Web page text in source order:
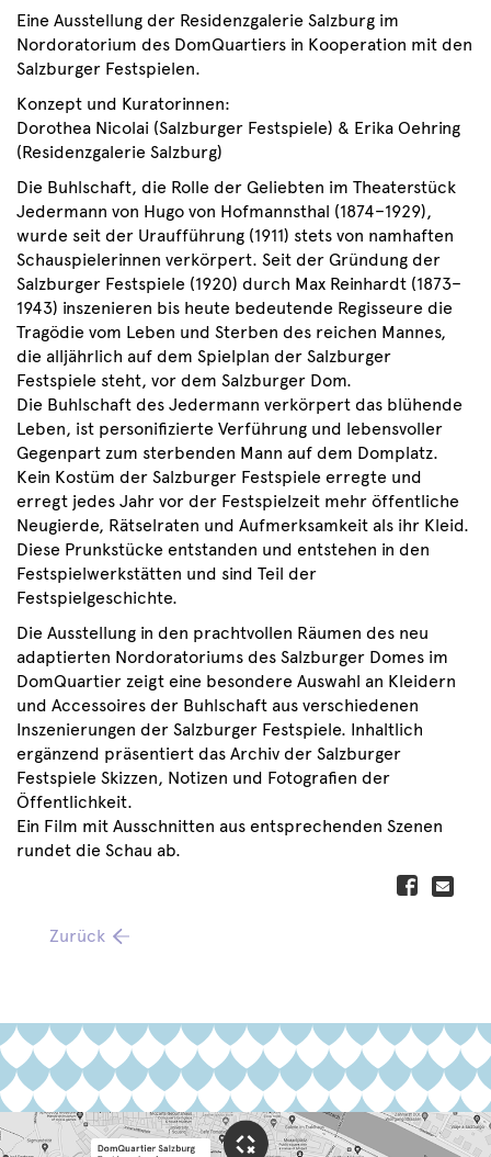
Eine Ausstellung der Residenzgalerie Salzburg im
Nordoratorium des DomQuartiers in Kooperation mit den
Salzburger Festspielen.
Konzept und Kuratorinnen:
Dorothea Nicolai (Salzburger Festspiele) & Erika Oehring
(Residenzgalerie Salzburg)
Die Buhlschaft, die Rolle der Geliebten im Theaterstück
Jedermann von Hugo von Hofmannsthal (1874–1929),
wurde seit der Uraufführung (1911) stets von namhaften
Schauspielerinnen verkörpert. Seit der Gründung der
Salzburger Festspiele (1920) durch Max Reinhardt (1873–
1943) inszenieren bis heute bedeutende Regisseure die
Tragödie vom Leben und Sterben des reichen Mannes,
die alljährlich auf dem Spielplan der Salzburger
Festspiele steht, vor dem Salzburger Dom.
Die Buhlschaft des Jedermann verkörpert das blühende
Leben, ist personifizierte Verführung und lebensvoller
Gegenpart zum sterbenden Mann auf dem Domplatz.
Kein Kostüm der Salzburger Festspiele erregte und
erregt jedes Jahr vor der Festspielzeit mehr öffentliche
Neugierde, Rätselraten und Aufmerksamkeit als ihr Kleid.
Diese Prunkstücke entstanden und entstehen in den
Festspielwerkstätten und sind Teil der
Festspielgeschichte.
Die Ausstellung in den prachtvollen Räumen des neu
adaptierten Nordoratoriums des Salzburger Domes im
DomQuartier zeigt eine besondere Auswahl an Kleidern
und Accessoires der Buhlschaft aus verschiedenen
Inszenierungen der Salzburger Festspiele. Inhaltlich
ergänzend präsentiert das Archiv der Salzburger
Festspiele Skizzen, Notizen und Fotografien der
Öffentlichkeit.
Ein Film mit Ausschnitten aus entsprechenden Szenen
rundet die Schau ab.
Zurück